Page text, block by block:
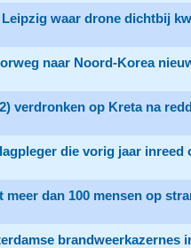
waar drone dichtbij
naar Noord-Korea
verdronken op Kreta na
die vorig jaar inreed
dan 100 mensen op
brandweerkazernes